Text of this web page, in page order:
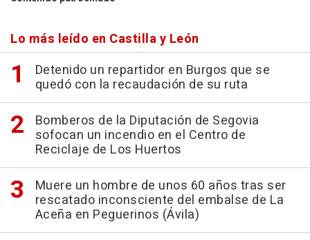
Lo más leído en Castilla y León
Detenido un repartidor en Burgos que se
quedó con la recaudación de su ruta
Bomberos de la Diputación de Segovia
sofocan un incendio en el Centro de
Reciclaje de Los Huertos
Muere un hombre de unos 60 años tras ser
rescatado inconsciente del embalse de La
Aceña en Peguerinos (Ávila)